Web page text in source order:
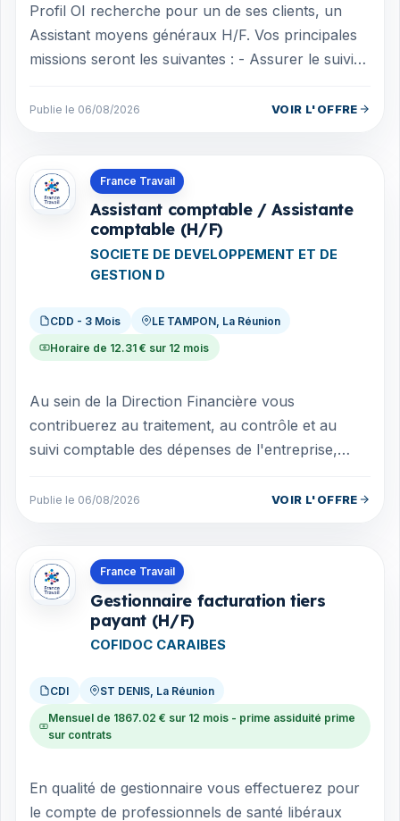
Profil OI recherche pour un de ses clients, un
Assistant moyens généraux H/F. Vos principales
missions seront les suivantes : - Assurer le suivi
Publie le 06/08/2026 VOIR L'OFFRE
France Travail
Assistant comptable / Assistante
comptable (H/F)
SOCIETE DE DEVELOPPEMENT ET DE
GESTION D
CDD - 3 Mois LE TAMPON, La Réunion
Horaire de 12.31 € sur 12 mois
Au sein de la Direction Financière vous
contribuerez au traitement, au contrôle et au
suivi comptable des dépenses de l'entreprise,
Publie le 06/08/2026 VOIR L'OFFRE
Offres en La Réunion
France Travail
Gestionnaire facturation tiers
payant (H/F)
COFIDOC CARAIBES
CDI ST DENIS, La Réunion
Mensuel de 1867.02 € sur 12 mois - prime assiduité prime
sur contrats
En qualité de gestionnaire vous effectuerez pour
le compte de professionnels de santé libéraux
Offres en La Réunion